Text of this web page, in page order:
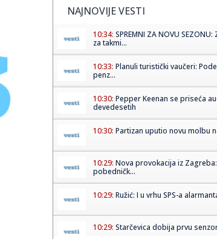
NAJNOVIJE VESTI
10:34: SPREMNI ZA NOVU
za takmi...
10:33: Planuli turistički vaučeri:
penz...
10:30: Pepper Keenan se priseća
devedesetih
10:30: Partizan uputio novu molbu
10:29: Nova provokacija iz
pobedničk...
10:29: Ružić: I u vrhu SPS-a
10:29: Starčevica dobija prvu